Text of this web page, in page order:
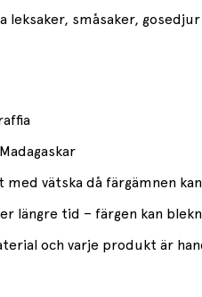
leksaker, småsaker,
med vätska då färgämnen
längre tid – färgen kan
och varje produkt är